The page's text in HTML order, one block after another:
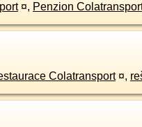
¤, Penzion
Colatransport ¤,